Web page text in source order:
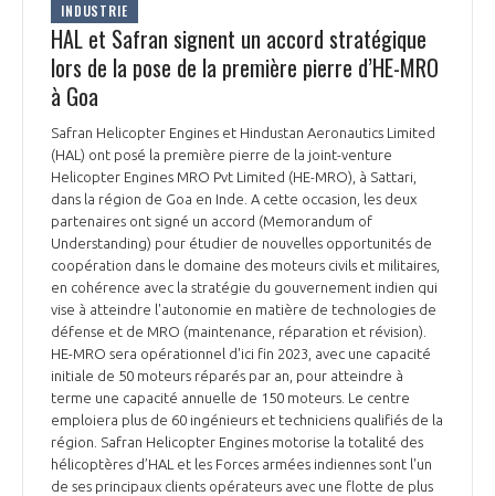
NOTRE VISION
NOS MISSIONS
NOTRE HISTOIRE
ORGANISATION
L’ÉQUIPE DU GIFAS
NOS RÉSEAUX À L'INTERNATIONAL
FONCTIONNEMENT
GEADS
COMITÉ AERO PME
STARTAIR
COMMISSIONS ET COMITÉS
ACCOMPAGNEMENT DE NOS ADHÉRENTS
LES PROGRAMMES DU GIFAS
UN ÉCOSYSTÈME INTÉGRÉ ET COHÉRENT
POURQUOI DEVENIR MEMBRE ?
LA MÉDIATION
LA MÉDIATION DANS LA FILIÈRE AÉRONAUTIQUE ET SPATIALE
LE MÉDIATEUR DE LA FILIÈRE AÉRONAUTIQUE ET SPATIALE
MÉDIATION ET CHARTE D’ENGAGEMENT SUR LES RELATIONS ENTRE
CLIENTS ET FOURNISSEURS
LE SALON DU BOURGET
L'OBSERVATOIRE
19
22 26
27
INDUSTRIE
HAL et Safran signent un accord stratégique
lors de la pose de la première pierre d’HE-MRO
à Goa
Safran Helicopter Engines et Hindustan Aeronautics Limited
(HAL) ont posé la première pierre de la joint-venture
Helicopter Engines MRO Pvt Limited (HE-MRO), à Sattari,
dans la région de Goa en Inde. A cette occasion, les deux
partenaires ont signé un accord (Memorandum of
Understanding) pour étudier de nouvelles opportunités de
coopération dans le domaine des moteurs civils et militaires,
en cohérence avec la stratégie du gouvernement indien qui
vise à atteindre l'autonomie en matière de technologies de
défense et de MRO (maintenance, réparation et révision).
HE-MRO sera opérationnel d'ici fin 2023, avec une capacité
initiale de 50 moteurs réparés par an, pour atteindre à
terme une capacité annuelle de 150 moteurs. Le centre
emploiera plus de 60 ingénieurs et techniciens qualifiés de la
région. Safran Helicopter Engines motorise la totalité des
hélicoptères d’HAL et les Forces armées indiennes sont l'un
de ses principaux clients opérateurs avec une flotte de plus
Découvrez les avantages d'adhérer au GIFAS.
Rencontres, salons, données sectorielles,
programmes ...
DEMANDE D’ADHÉSION